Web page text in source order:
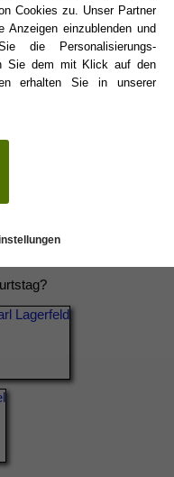
Cookies zu. Unser Partner
Anzeigen einzublenden und
die Personalisierungs-
Sie dem mit Klick auf den
erhalten Sie in unserer